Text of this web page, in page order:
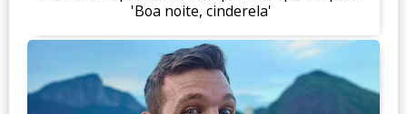
'Boa noite, cinderela'